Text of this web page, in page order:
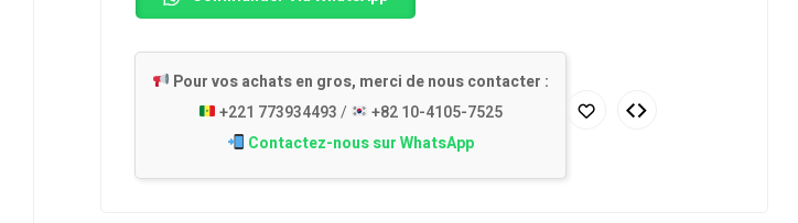
Pour vos achats en gros, merci de nous contacter :
+221 773934493/
+82 10-4105-7525
Contactez-nous sur WhatsApp
r